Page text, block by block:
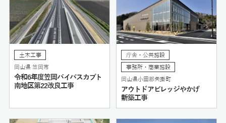
土木工事
岡山県 笠岡市
令和6年度笠岡バイパスカブト
南地区第22改良工事
庁舎・公共施設
事務所・商業施設
岡山県小田郡矢掛町
アウトドアビレッジやかげ
新築工事